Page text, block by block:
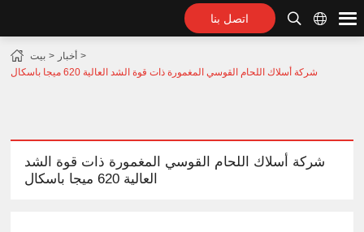
اتصل بنا
بيت
أخبار
شركة أسلاك اللحام القوسي المغمورة ذات قوة الشد العالية 620 ميجا باسكال
شركة أسلاك اللحام القوسي المغمورة ذات قوة الشد
العالية 620 ميجا باسكال